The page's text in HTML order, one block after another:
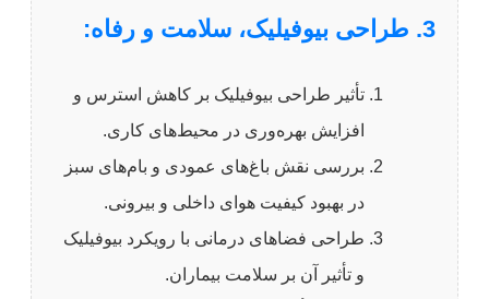
3. طراحی بیوفیلیک، سلامت و رفاه:
تأثیر طراحی بیوفیلیک بر کاهش استرس و
افزایش بهره‌وری در محیط‌های کاری.
بررسی نقش باغ‌های عمودی و بام‌های سبز
در بهبود کیفیت هوای داخلی و بیرونی.
طراحی فضاهای درمانی با رویکرد بیوفیلیک
و تأثیر آن بر سلامت بیماران.